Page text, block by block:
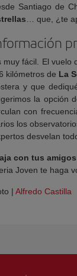
Santiago de
… que, ¿te
muy fácil. El vuelo
kilómetros de La
y que
la opción
con
los
desvelan
con tus
Joven te haga
| Alfredo Castilla